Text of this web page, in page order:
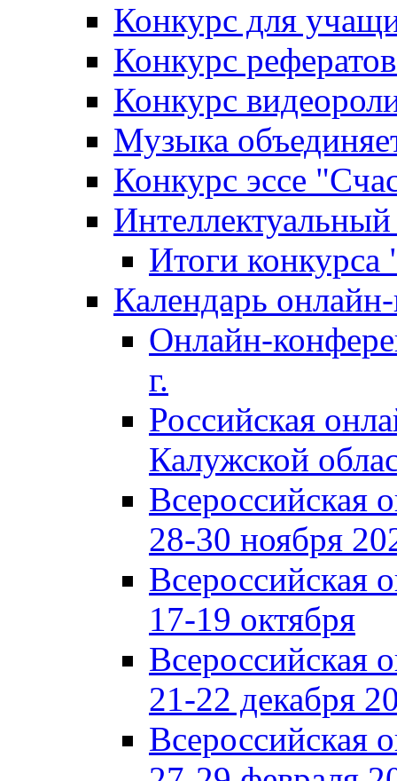
Конкурс для
Конкурс
Конкурс
Музыка
Конкурс эссе
Итоги
Календарь
Онлайн-
г.
Российская
Калужской
Всероссийская
28-30 ноября
Всероссийская
17-19 октября
Всероссийская
21-22 декабря
Всероссийская